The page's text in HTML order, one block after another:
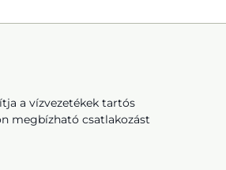
a vízvezetékek tartós
megbízható csatlakozást